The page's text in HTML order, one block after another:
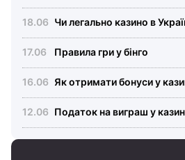
Чи легально казино в
Правила гри у бінго
Як отримати бонуси у
Податок на виграш у